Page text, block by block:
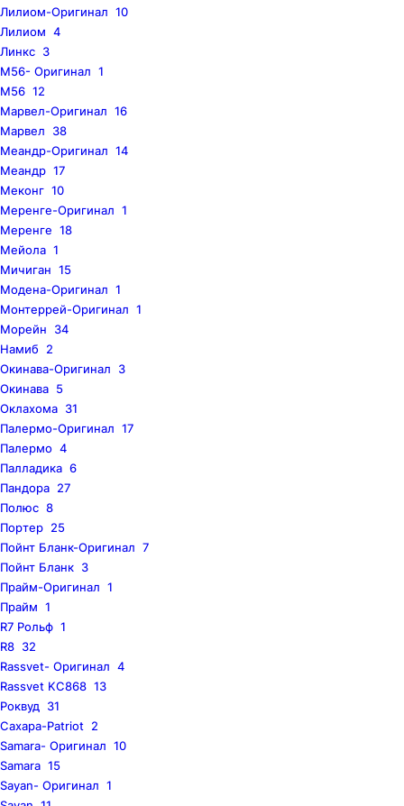
Лилиом-Оригинал 10
Лилиом 4
Линкс 3
M56- Оригинал 1
M56 12
Марвел-Оригинал 16
Марвел
38
Меандр-Оригинал 14
Меандр 17
Меконг 10
Меренге-Оригинал 1
Меренге 18
Мейола 1
Мичиган 15
Модена-Оригинал 1
Монтеррей-Оригинал 1
Морейн
34
Намиб
2
Окинава-Оригинал
3
Окинава 5
Оклахома 31
Палермо-Оригинал 17
Палермо 4
Палладика 6
Пандора 27
Полюс 8
Портер 25
Пойнт Бланк-Оригинал 7
Пойнт Бланк 3
Прайм-Оригинал 1
Прайм 1
R7 Рольф 1
R8 32
Rassvet- Оригинал 4
Rassvet KC868 13
Роквуд
31
Сахара-Patriot 2
Samara- Оригинал 10
Samara 15
Sayan- Оригинал 1